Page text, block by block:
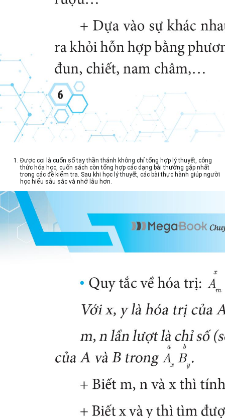
Được coi là cuốn sổ tay thần thánh không chỉ tổng hợp lý thuyết, công
thức hóa học, cuốn sách còn tổng hợp các dạng bài thường gặp nhất
trong các đề kiểm tra. Sau khi học lý thuyết, các bài thực hành giúp người
học hiểu sâu sắc và nhớ lâu hơn.